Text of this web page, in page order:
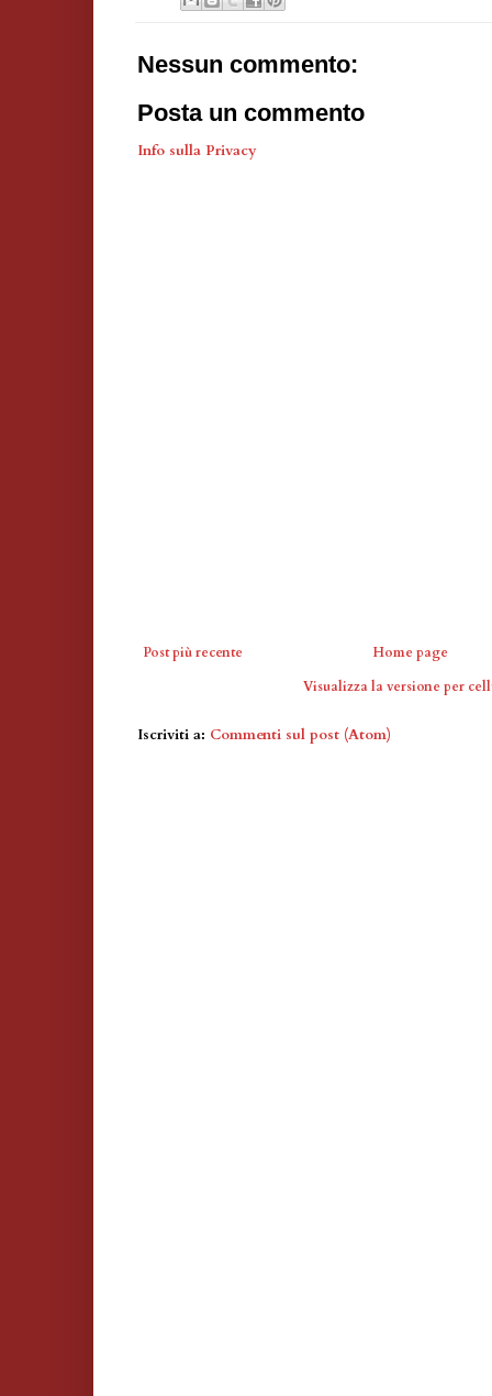
Nessun commento:
Posta un commento
Info sulla Privacy
Post più recente
Home page
Visualizza la versione per
Iscriviti a: Commenti sul post (Atom)